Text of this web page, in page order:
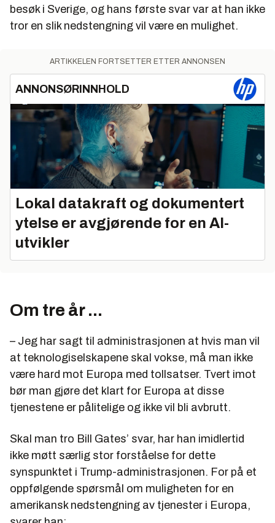
besøk i Sverige, og hans første svar var at han ikke
tror en slik nedstengning vil være en mulighet.
ARTIKKELEN FORTSETTER ETTER ANNONSEN
ANNONSØRINNHOLD
Lokal datakraft og dokumentert
ytelse er avgjørende for en AI-
utvikler
Om tre år ...
– Jeg har sagt til administrasjonen at hvis man vil
at teknologiselskapene skal vokse, må man ikke
være hard mot Europa med tollsatser. Tvert imot
bør man gjøre det klart for Europa at disse
tjenestene er pålitelige og ikke vil bli avbrutt.
Skal man tro Bill Gates’ svar, har han imidlertid
ikke møtt særlig stor forståelse for dette
synspunktet i Trump-administrasjonen. For på et
oppfølgende spørsmål om muligheten for en
amerikansk nedstengning av tjenester i Europa,